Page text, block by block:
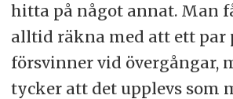
hitta på något annat. Man
alltid räkna med att ett par
försvinner vid övergångar,
tycker att det upplevs som